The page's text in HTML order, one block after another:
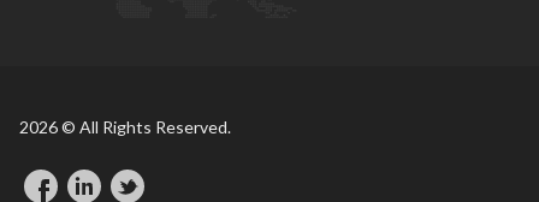
2026 © All Rights Reserved.